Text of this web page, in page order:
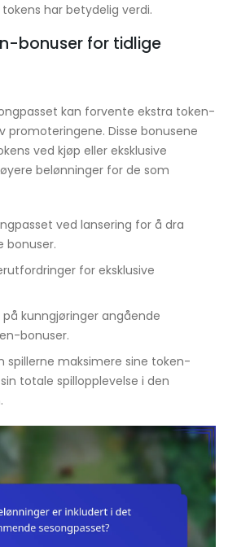
har betydelig verdi.
bonuser for tidlige
kan forvente ekstra token-
promoteringene. Disse bonusene
ved kjøp eller eksklusive
belønninger for de som
ved lansering for å dra
bonuser.
for eksklusive
kunngjøringer angående
bonuser.
spillerne maksimere sine token-
totale spillopplevelse i den